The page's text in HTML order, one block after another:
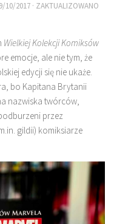
10/2017 · ZAKTUALIZOWANO
Wielkiej Kolekcji Komiksów
emocje, ale nie tym, że
edycji się nie ukaże.
bo Kapitana Brytanii
nazwiska twórców,
przez
gildii) komiksiarze